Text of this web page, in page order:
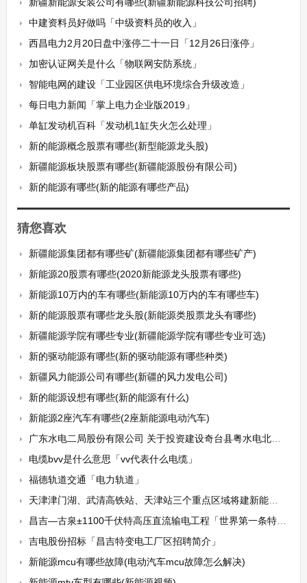
中建资料员好做吗「中级资料员的收入」
西昌电力2月20日盘中涨停二十一日「12月26日涨停」
加密认证网关是什么「物联网安防系统」
智能电网的建设「工业园区供电环境综合升级改造」
每日电力新闻「掌上电力企业版2019」
单缸发动机百科「发动机1缸失火怎么处理」
新的能源概念股票有哪些(新型能源龙头股)
新疆能源板块股票有哪些(新疆能源股份有限公司)
新的能源有哪些(新的能源有哪些产品)
猜您喜欢
新疆能源集团都有哪些矿(新疆能源集团都有哪些矿产)
新能源20股票有哪些(2020新能源龙头股票有哪些)
新能源10万内的车有哪些(新能源10万内的车有哪些车)
新的能源股票有哪些龙头股(新能源类股票龙头有哪些)
新疆能源学院有哪些专业(新疆能源学院有哪些专业可选)
新的驱动能源有哪些(新的驱动能源有哪些种类)
新疆风力能源公司有哪些(新疆的风力发电公司)
新的能源设想有哪些(新的能源有什么)
新能源2座汽车有哪些(2座新能源电动汽车)
广东水电二局股份有限公司 关于投资建设奇台县粤水电北塔山风力发电场一期50MW项目并为其融资提供担保的公告
电缆bvv是什么意思「vv代表什么电缆」
福德轨道交通「电力轨道」
天津津门湖、武清高铁站、天津站三个重点区域将建新能源车充换电示范站
昌吉—古泉±1100千伏特高压直流输电工程「世界第一条特高压直流工程」
吉电股份招标「昌吉特变电工厂区招聘简介」
新能源mcu有哪些故障(电动汽车mcu故障怎么解决)